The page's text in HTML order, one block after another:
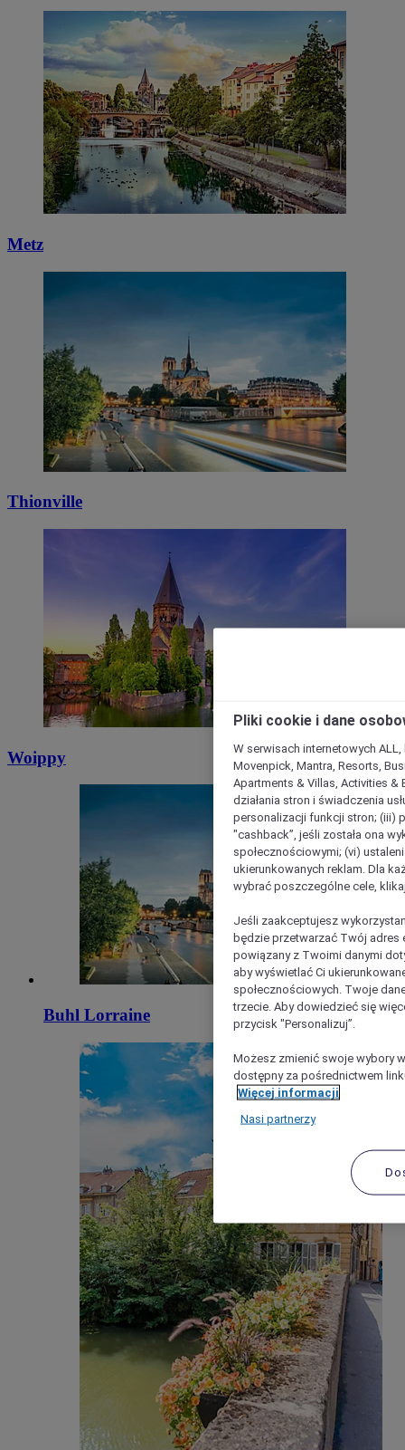
Metz
Thionville
Woippy
Buhl Lorraine
Pliki cookie i dane
W serwisach internetowych
Movenpick, Mantra, Resorts,
Apartments & Villas, Activities &
działania stron i świadczenia
personalizacji funkcji stron; (iii)
"cashback”, jeśli została ona
społecznościowymi; (vi)
ukierunkowanych reklam. Dla
wybrać poszczególne cele,
Jeśli zaakceptujesz
będzie przetwarzać Twój adres
powiązany z Twoimi danymi
aby wyświetlać Ci
społecznościowych. Twoje
trzecie. Aby dowiedzieć się
przycisk "Personalizuj”.
Możesz zmienić swoje wybory
dostępny za pośrednictwem
Więcej informacji
Nasi partnerzy